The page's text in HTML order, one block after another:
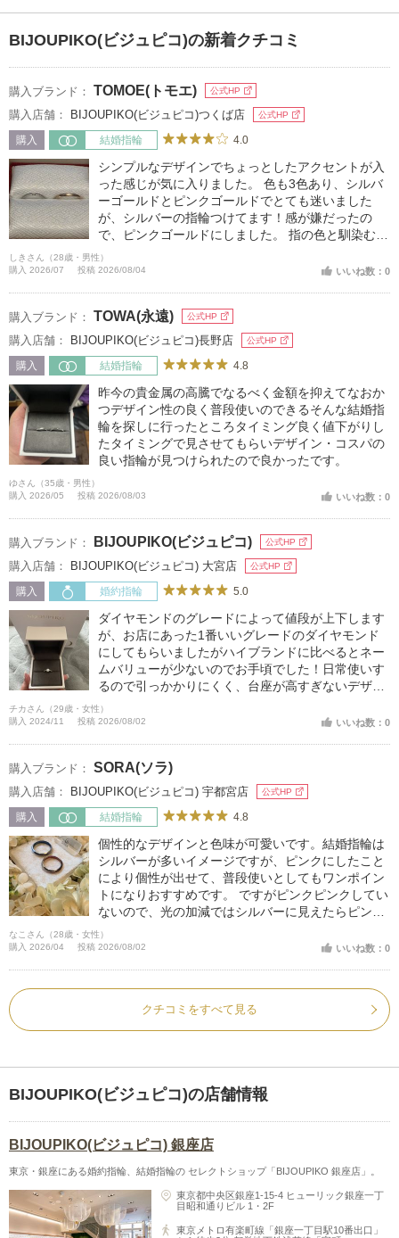
BIJOUPIKO(ビジュピコ)の新着クチコミ
購入ブランド： TOMOE(トモエ) 公式HP
購入店舗： BIJOUPIKO(ビジュピコ)つくば店 公式HP
購入 結婚指輪 4.0
シンプルなデザインでちょっとしたアクセントが入
った感じが気に入りました。 色も3色あり、シルバ
ーゴールドとピンクゴールドでとても迷いました
が、シルバーの指輪つけてます！感が嫌だったの
で、ピンクゴールドにしました。 指の色と馴染むの
でそんなに主張することなくつけれるので気に入っ
ています。
しきさん（28歳・男性）
購入 2026/07
投稿 2026/08/04 いいね数：0
購入ブランド： TOWA(永遠) 公式HP
購入店舗： BIJOUPIKO(ビジュピコ)長野店 公式HP
購入 結婚指輪 4.8
昨今の貴金属の高騰でなるべく金額を抑えてなおか
つデザイン性の良く普段使いのできるそんな結婚指
輪を探しに行ったところタイミング良く値下がりし
たタイミングで見させてもらいデザイン・コスパの
良い指輪が見つけられたので良かったです。
ゆさん（35歳・男性）
購入 2026/05
投稿 2026/08/03 いいね数：0
購入ブランド： BIJOUPIKO(ビジュピコ) 公式HP
購入店舗： BIJOUPIKO(ビジュピコ) 大宮店 公式HP
購入 婚約指輪 5.0
ダイヤモンドのグレードによって値段が上下します
が、お店にあった1番いいグレードのダイヤモンド
にしてもらいましたがハイブランドに比べるとネー
ムバリューが少ないのでお手頃でした！日常使いす
るので引っかかりにくく、台座が高すぎないデザイ
ンです！ヘイローデザインは流行り廃れもなく歳を
とっても程よいボリューム感があるので選んで良か
チカさん（29歳・女性）
購入 2024/11
投稿 2026/08/02 いいね数：0
購入ブランド： SORA(ソラ)
購入店舗： BIJOUPIKO(ビジュピコ) 宇都宮店 公式HP
購入 結婚指輪 4.8
個性的なデザインと色味が可愛いです。結婚指輪は
シルバーが多いイメージですが、ピンクにしたこと
により個性が出せて、普段使いとしてもワンポイン
トになりおすすめです。 ですがピンクピンクしてい
ないので、光の加減ではシルバーに見えたらピンク
に見えたりするところもおしゃれで良いです。
なこさん（28歳・女性）
購入 2026/04
投稿 2026/08/02 いいね数：0
クチコミをすべて見る
BIJOUPIKO(ビジュピコ)の店舗情報
BIJOUPIKO(ビジュピコ) 銀座店
東京・銀座にある婚約指輪、結婚指輪の セレクトショップ「BIJOUPIKO 銀座店」。
東京都中央区銀座1-15-4 ヒューリック銀座一丁
目昭和通りビル 1・2F
東京メトロ有楽町線「銀座一丁目駅10番出口」